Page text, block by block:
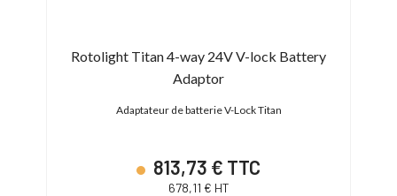
Rotolight Titan 4-way 24V V-lock Battery
Adaptor
Adaptateur de batterie V-Lock Titan
813,73 € TTC
678,11 € HT